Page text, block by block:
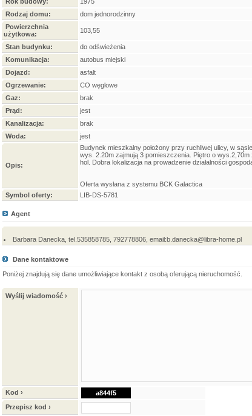
Rodzaj domu:
dom jednorodzinny
Powierzchnia
użytkowa:
103,55
Stan budynku:
do odświeżenia
Komunikacja:
autobus miejski
Dojazd:
asfalt
Ogrzewanie:
CO węglowe
Gaz:
brak
Prąd:
jest
Kanalizacja:
brak
Woda:
jest
Opis:
Budynek mieszkalny położony przy ruchliwej ulicy, w
wys. 2.20m zajmują 3 pomieszczenia. Piętro o
hol. Dobra lokalizacja na prowadzenie działalności
Oferta wysłana z systemu BCK Galactica
Symbol oferty:
LIB-DS-5781
Agent
Barbara Danecka, tel.535858785, 792778806, email:b.danecka@libra-home.pl
Dane kontaktowe
Poniżej znajdują się dane umożliwiające kontakt z osobą oferującą nieruchomość.
Wyślij wiadomość ›
Kod ›
a844f5
Przepisz kod ›